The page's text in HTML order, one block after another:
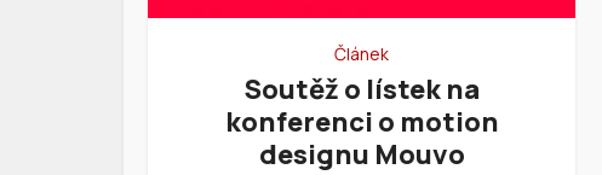
Článek
Soutěž o lístek na
konferenci o motion
designu Mouvo